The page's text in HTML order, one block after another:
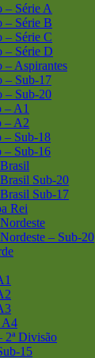
– Série A
– Série B
– Série C
– Série D
– Aspirantes
– Sub-17
– Sub-20
– A1
– A2
– Sub-18
– Sub-16
Sub-20
Sub-17
Rei
– Sub-20
A4
2ª Divisão
15